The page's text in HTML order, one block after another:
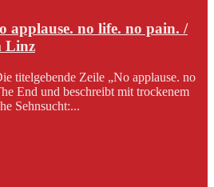
applause. no life. no pain. /
Linz
titelgebende Zeile „No applause. no
End und beschreibt mit trockenem
Sehnsucht:...